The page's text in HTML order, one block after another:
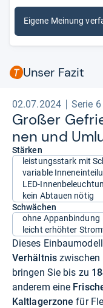
Eigene Meinung
Unser Fazit
02.07.2024 Serie
Großer
nen und
Stärken
leistungsstark mit
variable
LED-
kein Abtauen nötig
Schwächen
ohne Appanbindung
leicht erhöhter
Dieses
Verhältniszwischen
bringen Sie bis zu
anderem eine
Kaltlagerzone für